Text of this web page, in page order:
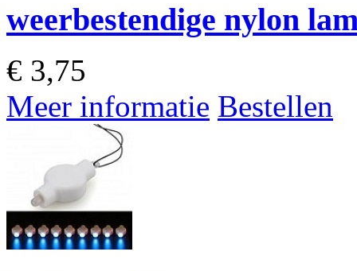
weerbestendige nylon
€ 3,75
Meer informatie Bestellen